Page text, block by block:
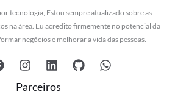
tecnologia, Estou sempre atualizado sobre as
na área. Eu acredito firmemente no potencial da
negócios e melhorar a vida das pessoas.
Parceiros